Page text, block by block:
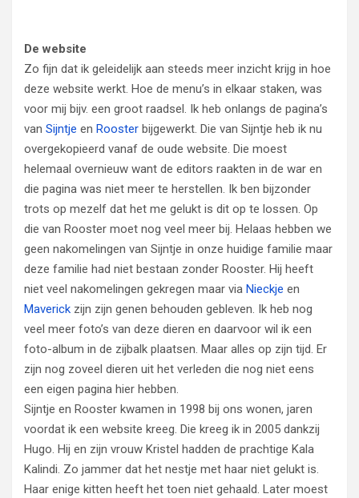
De website
Zo fijn dat ik geleidelijk aan steeds meer inzicht krijg in hoe
deze website werkt. Hoe de menu’s in elkaar staken, was
voor mij bijv. een groot raadsel. Ik heb onlangs de pagina’s
van Sijntje en Rooster bijgewerkt. Die van Sijntje heb ik nu
overgekopieerd vanaf de oude website. Die moest
helemaal overnieuw want de editors raakten in de war en
die pagina was niet meer te herstellen. Ik ben bijzonder
trots op mezelf dat het me gelukt is dit op te lossen. Op
die van Rooster moet nog veel meer bij. Helaas hebben we
geen nakomelingen van Sijntje in onze huidige familie maar
deze familie had niet bestaan zonder Rooster. Hij heeft
niet veel nakomelingen gekregen maar via Nieckje en
Maverick zijn zijn genen behouden gebleven. Ik heb nog
veel meer foto’s van deze dieren en daarvoor wil ik een
foto-album in de zijbalk plaatsen. Maar alles op zijn tijd. Er
zijn nog zoveel dieren uit het verleden die nog niet eens
een eigen pagina hier hebben.
Sijntje en Rooster kwamen in 1998 bij ons wonen, jaren
voordat ik een website kreeg. Die kreeg ik in 2005 dankzij
Hugo. Hij en zijn vrouw Kristel hadden de prachtige Kala
Kalindi. Zo jammer dat het nestje met haar niet gelukt is.
Haar enige kitten heeft het toen niet gehaald. Later moest